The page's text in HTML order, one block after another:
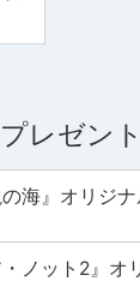
プレゼント
海』オリジ
ノット2』オ